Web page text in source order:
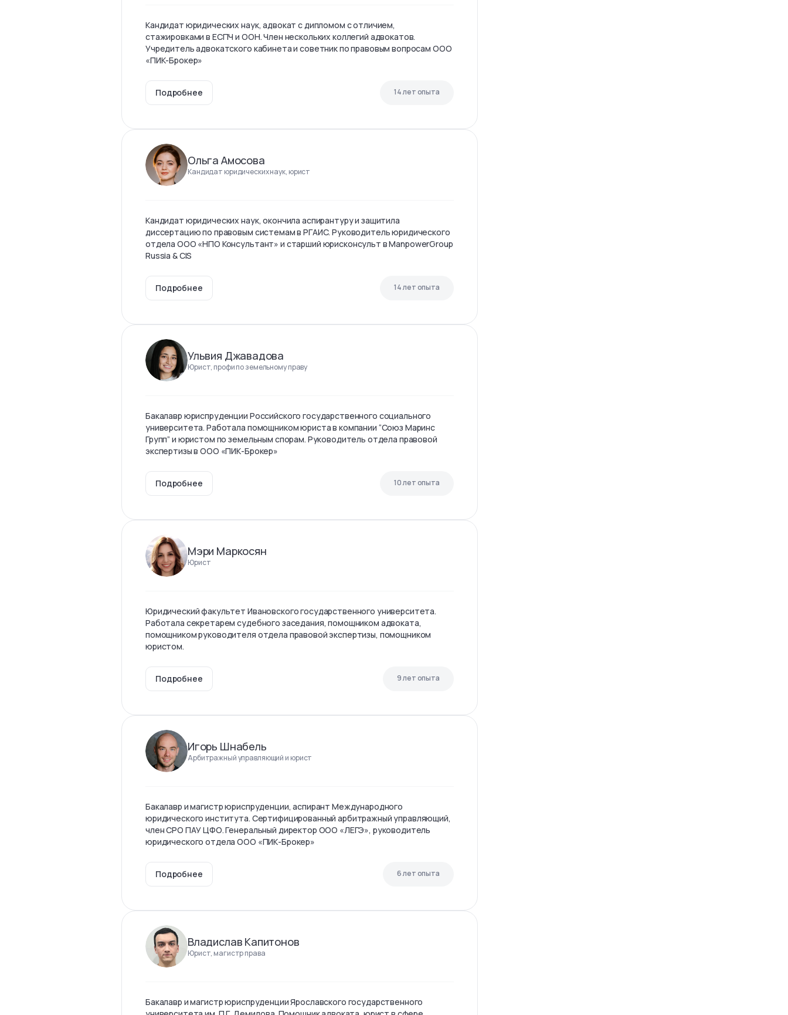
Кандидат юридических наук, адвокат с дипломом с отличием,
стажировками в ЕСПЧ и ООН. Член нескольких коллегий адвокатов.
Учредитель адвокатского кабинета и советник по правовым вопросам ООО
«ПИК-Брокер»
Подробнее 14 лет опыта
Ольга Амосова
Кандидат юридических наук, юрист
Кандидат юридических наук, окончила аспирантуру и защитила
диссертацию по правовым системам в РГАИС. Руководитель юридического
отдела ООО «НПО Консультант» и старший юрисконсульт в ManpowerGroup
Russia & CIS
Подробнее 14 лет опыта
Ульвия Джавадова
Юрист, профи по земельному праву
Бакалавр юриспруденции Российского государственного социального
университета. Работала помощником юриста в компании “Союз Маринс
Групп” и юристом по земельным спорам. Руководитель отдела правовой
экспертизы в ООО «ПИК-Брокер»
Подробнее 10 лет опыта
Мэри Маркосян
Юрист
Юридический факультет Ивановского государственного университета.
Работала секретарем судебного заседания, помощником адвоката,
помощником руководителя отдела правовой экспертизы, помощником
юристом.
Подробнее 9 лет опыта
Игорь Шнабель
Арбитражный управляющий и юрист
Бакалавр и магистр юриспруденции, аспирант Международного
юридического института. Сертифицированный арбитражный управляющий,
член СРО ПАУ ЦФО. Генеральный директор ООО «ЛЕГЭ», руководитель
юридического отдела ООО «ПИК-Брокер»
Подробнее 6 лет опыта
Владислав Капитонов
Юрист, магистр права
Бакалавр и магистр юриспруденции Ярославского государственного